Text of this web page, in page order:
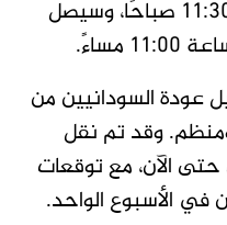
القطار غادر في تمام الساعة 11:30 صباحًا، وسيصل
عودة السودانيين من
وقد تم نقل
حتى الآن، مع توقعات
في الأسبوع الواحد.